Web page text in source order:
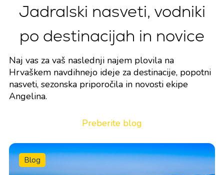
Jadralski nasveti, vodniki
po destinacijah in novice
Naj vas za vaš naslednji najem plovila na
Hrvaškem navdihnejo ideje za destinacije, popotni
nasveti, sezonska priporočila in novosti ekipe
Angelina.
Preberite blog
Blog